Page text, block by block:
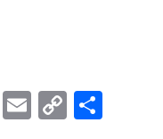
M E
C